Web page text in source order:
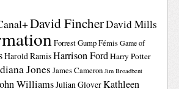
David FincherDavid Mills
Forrest GumpFémis Game of
Harold RamisHarrison FordHarry Potter
Jones James Cameron Jim Broadbent
WilliamsJulian GloverKathleen